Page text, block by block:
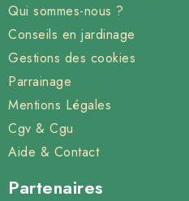
Qui sommes-nous ?
Conseils en jardinage
Gestions des cookies
Parrainage
Mentions Légales
Cgv & Cgu
Aide & Contact
Partenaires